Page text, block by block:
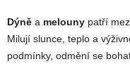
Dýně a melouny patří
Milují slunce, teplo a
podmínky, odmění se